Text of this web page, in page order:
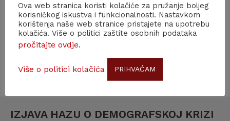
PRIMJENE ZNANJA ZA PROVEDBU
NACIONALNE RAZVOJNE STRATEGIJE
RH DO 2030. GODINE
30. ožujka 2022.
IZJAVA HAZU O DEMOGRAFSKOJ KRIZI
Ova web stranica koristi kolačiće za pružanje boljeg
korisničkog iskustva i funkcionalnosti. Nastavkom
korištenja naše web stranice pristajete na upotrebu
kolačića. Više o politici zaštite osobnih podataka
pročitajte ovdje.
Više o politici kolačića PRIHVAĆAM